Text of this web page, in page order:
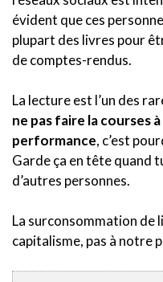
évident que ces
plupart des livres pour
de comptes-rendus.
La lecture est l’un des
ne pas faire la courses
performance, c’est
Garde ça en tête quand
d’autres personnes.
La surconsommation de
capitalisme, pas à notre